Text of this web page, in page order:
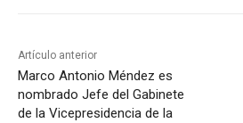
Artículo anterior
Marco Antonio Méndez es
nombrado Jefe del Gabinete
de la Vicepresidencia de la